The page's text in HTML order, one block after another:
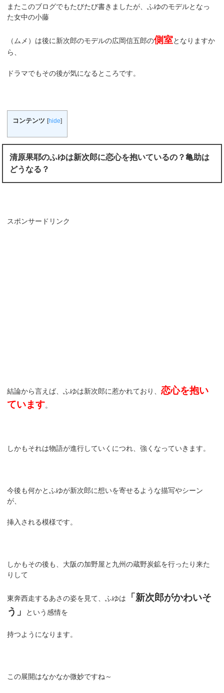
またこのブログでもたびたび書きましたが、ふゆのモデルとなっ
た女中の小藤
（ムメ）は後に新次郎のモデルの広岡信五郎の側室となりますか
ら、
ドラマでもその後が気になるところです。
コンテンツ [hide]
清原果耶のふゆは新次郎に恋心を抱いているの？亀助は
どうなる？
スポンサードリンク
結論から言えば、ふゆは新次郎に惹かれており、恋心を抱い
ています。
しかもそれは物語が進行していくにつれ、強くなっていきます。
今後も何かとふゆが新次郎に想いを寄せるような描写やシーン
が、
挿入される模様です。
しかもその後も、大阪の加野屋と九州の蔵野炭鉱を行ったり来た
りして
東奔西走するあさの姿を見て、ふゆは
「新次郎がかわいそ
う」
という感情を
持つようになります。
この展開はなかなか微妙ですね～